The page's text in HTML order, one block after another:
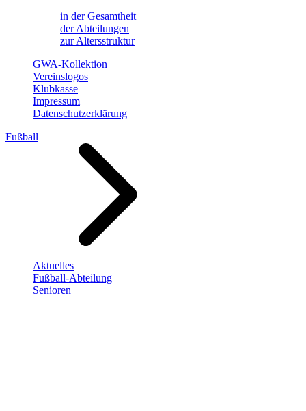
in der Gesamtheit
der Abteilungen
zur Altersstruktur
GWA-Kollektion
Vereinslogos
Klubkasse
Impressum
Datenschutzerklärung
Fußball
Aktuelles
Fußball-Abteilung
Senioren